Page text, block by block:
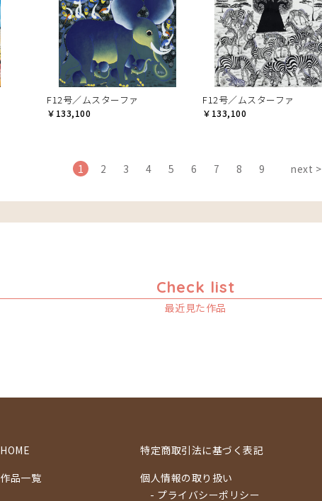
F12号／ムスターファ
￥133,100
F12号／ムスターファ
￥133,100
1 2 3 4 5 6 7 8 9 next >
Check list
最近見た作品
HOME
作品一覧
特定商取引法に基づく表記
個人情報の取り扱い
- プライバシーポリシー